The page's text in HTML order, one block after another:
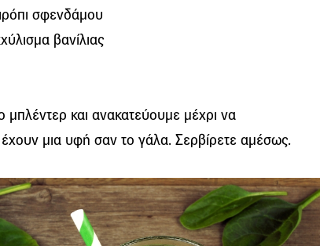
σφενδάμου
βανίλιας
μπλέντερ και ανακατεύουμε μέχρι να
μια υφή σαν το γάλα. Σερβίρετε αμέσως.